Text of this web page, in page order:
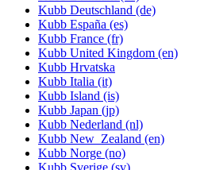
Kubb Deutschland (de)
Kubb España (es)
Kubb France (fr)
Kubb United Kingdom (en)
Kubb Hrvatska
Kubb Italia (it)
Kubb Island (is)
Kubb Japan (jp)
Kubb Nederland (nl)
Kubb New_Zealand (en)
Kubb Norge (no)
Kubb Sverige (sv)